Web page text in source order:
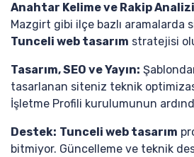
Anahtar Kelime ve Rakip
Mazgirt gibi ilçe bazlı aramalarda
Tunceli web tasarım stratejisi
Tasarım, SEO ve Yayın:
tasarlanan siteniz teknik
İşletme Profili kurulumunun
Destek: Tunceli web tasarım
bitmiyor. Güncelleme ve teknik